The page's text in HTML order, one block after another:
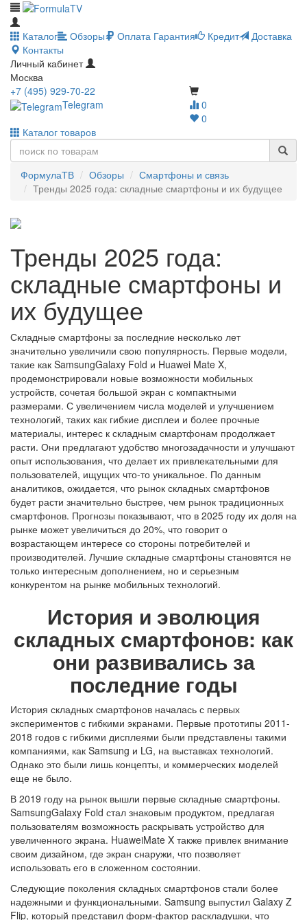
Каталог Обзоры Оплата Гарантия Кредит
Доставка
Контакты
Личный кабинет
Москва
0
0
+7 (495) 929-70-22
Telegram
Каталог товаров
ФормулаТВ Обзоры
Смартфоны и связь
Тренды 2025 года: складные смартфоны и их будущее
Тренды 2025 года:
складные смартфоны и
их будущее
Складные смартфоны за последние несколько лет
значительно увеличили свою популярность. Первые модели,
такие как SamsungGalaxy Fold и Huawei Mate X,
продемонстрировали новые возможности мобильных
устройств, сочетая большой экран с компактными
размерами. С увеличением числа моделей и улучшением
технологий, таких как гибкие дисплеи и более прочные
материалы, интерес к складным смартфонам продолжает
расти. Они предлагают удобство многозадачности и улучшают
опыт использования, что делает их привлекательными для
пользователей, ищущих что-то уникальное. По данным
аналитиков, ожидается, что рынок складных смартфонов
будет расти значительно быстрее, чем рынок традиционных
смартфонов. Прогнозы показывают, что в 2025 году их доля на
рынке может увеличиться до 20%, что говорит о
возрастающем интересе со стороны потребителей и
производителей. Лучшие складные смартфоны становятся не
только интересным дополнением, но и серьезным
конкурентом на рынке мобильных технологий.
История и эволюция
складных смартфонов: как
они развивались за
последние годы
История складных смартфонов началась с первых
экспериментов с гибкими экранами. Первые прототипы 2011-
2018 годов с гибкими дисплеями были представлены такими
компаниями, как Samsung и LG, на выставках технологий.
Однако это были лишь концепты, и коммерческих моделей
еще не было.
В 2019 году на рынок вышли первые складные смартфоны.
SamsungGalaxy Fold стал знаковым продуктом, предлагая
пользователям возможность раскрывать устройство для
увеличенного экрана. HuaweiMate X также привлек внимание
своим дизайном, где экран снаружи, что позволяет
использовать его в сложенном состоянии.
Следующие поколения складных смартфонов стали более
надежными и функциональными. Samsung выпустил Galaxy Z
Flip, который представил форм-фактор раскладушки, что